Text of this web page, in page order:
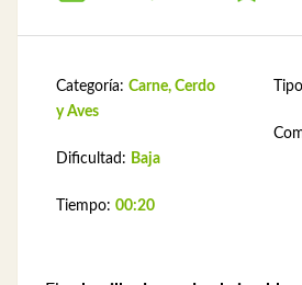
Categoría: Carne, Cerdo
y Aves
Dificultad: Baja
Tiempo: 00:20